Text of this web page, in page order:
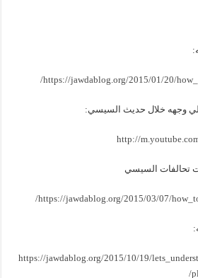
https://jawdablog.org/2015/01/20/
http://
https://jawdablog.org/2015/03/07/
https://jawdablog.org/2015/10/19/